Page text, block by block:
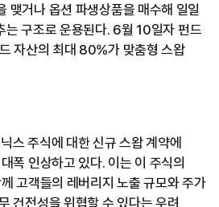
맺거나 옵션 파생상품을 매수해 일일
는 구조로 운용된다. 6월 10일자 펀드
자산의 최대 80%가 맞춤형 스왑
스 주식에 대한 신규 스왑 계약에
폭 인상하고 있다. 이는 이 주식의
고객들의 레버리지 노출 규모와 주가
건전성을 위협할 수 있다는 우려